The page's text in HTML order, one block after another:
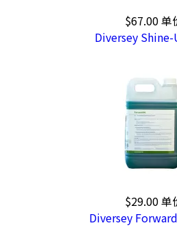
$67.00单
Diversey
$29.00单
Diversey